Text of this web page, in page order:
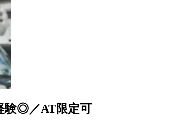
験◎／AT限定可